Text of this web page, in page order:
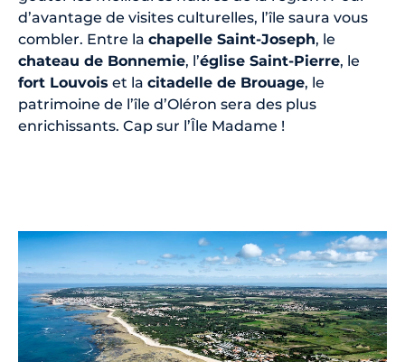
d’avantage de visites culturelles, l’île saura vous
combler. Entre la chapelle Saint-Joseph, le
chateau de Bonnemie, l’église Saint-Pierre, le
fort Louvois et la citadelle de Brouage, le
patrimoine de l’île d’Oléron sera des plus
enrichissants. Cap sur l’Île Madame !